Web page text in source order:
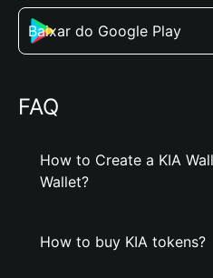
Baixar do Google Play
FAQ
How to Create a KIA
Wallet?
How to buy KIA tokens?